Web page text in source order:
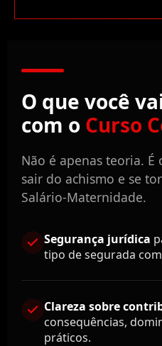
O que você
com o Curso
Não é apenas teoria. É
sair do achismo e se
Salário-Maternidade.
Segurança jurídica
tipo de segurada
Clareza sobre
consequências,
práticos.